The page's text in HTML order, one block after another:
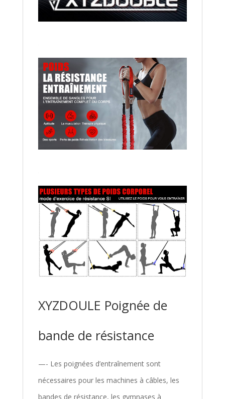
XYZDOULE Poignée de
bande de résistance
—- Les poignées d’entraînement sont
nécessaires pour les machines à câbles, les
bandes de résistance, les gymnases à